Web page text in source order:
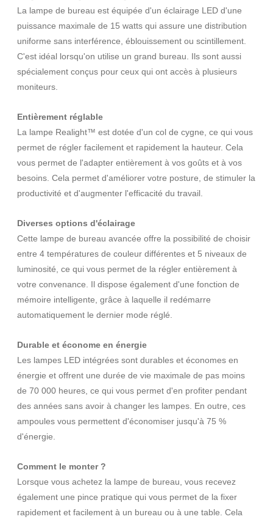
La lampe de bureau est équipée d'un éclairage LED d'une
puissance maximale de 15 watts qui assure une distribution
uniforme sans interférence, éblouissement ou scintillement.
C'est idéal lorsqu'on utilise un grand bureau. Ils sont aussi
spécialement conçus pour ceux qui ont accès à plusieurs
moniteurs.
Entièrement réglable
La lampe Realight™ est dotée d'un col de cygne, ce qui vous
permet de régler facilement et rapidement la hauteur. Cela
vous permet de l'adapter entièrement à vos goûts et à vos
besoins. Cela permet d'améliorer votre posture, de stimuler la
productivité et d'augmenter l'efficacité du travail.
Diverses options d'éclairage
Cette lampe de bureau avancée offre la possibilité de choisir
entre 4 températures de couleur différentes et 5 niveaux de
luminosité, ce qui vous permet de la régler entièrement à
votre convenance. Il dispose également d'une fonction de
mémoire intelligente, grâce à laquelle il redémarre
automatiquement le dernier mode réglé.
Durable et économe en énergie
Les lampes LED intégrées sont durables et économes en
énergie et offrent une durée de vie maximale de pas moins
de 70 000 heures, ce qui vous permet d'en profiter pendant
des années sans avoir à changer les lampes. En outre, ces
ampoules vous permettent d'économiser jusqu'à 75 %
d'énergie.
Comment le monter ?
Lorsque vous achetez la lampe de bureau, vous recevez
également une pince pratique qui vous permet de la fixer
rapidement et facilement à un bureau ou à une table. Cela